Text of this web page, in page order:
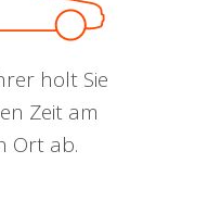
holt Sie
Zeit am
Ort ab.